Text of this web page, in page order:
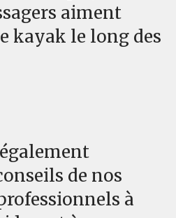
aiment
kayak le long des
de nos
à